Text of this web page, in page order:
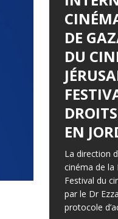
DE
DU
EN
La direction
cinéma de la
Festival du
par le Dr
protocole